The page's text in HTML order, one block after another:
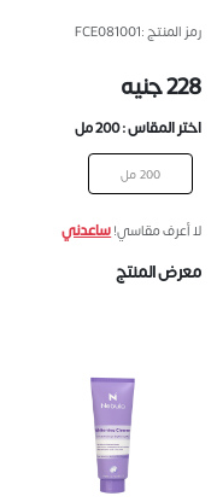
رمز المنتج :FCE081001
228 جنيه
اختر المقاس :200 مل
200 مل
لا أعرف مقاسي!ساعدني
معرض المنتج